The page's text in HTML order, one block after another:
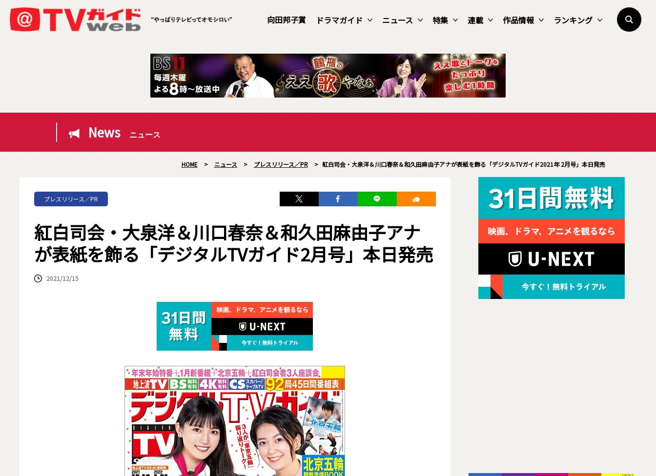
向田邦子賞 ドラマガイド ニュース 特集 連載 作品情報 ランキング
News ニュース
HOME > ニュース > プレスリリース／PR > 紅白司会・大泉洋＆川口春奈＆和久田麻由子アナが表紙を飾る「デジタルTVガイド2021年 2月号」本日発売
プレスリリース／PR
紅白司会・大泉洋＆川口春奈＆和久田麻由子アナ
が表紙を飾る「デジタルTVガイド2月号」本日発売
2021/12/15